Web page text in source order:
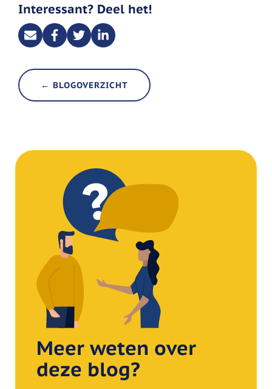
Interessant? Deel het!
← BLOGOVERZICHT
Meer weten over
deze blog?